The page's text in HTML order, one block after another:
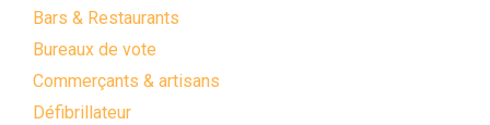
Bars & Restaurants
Bureaux de vote
Commerçants & artisans
Défibrillateur